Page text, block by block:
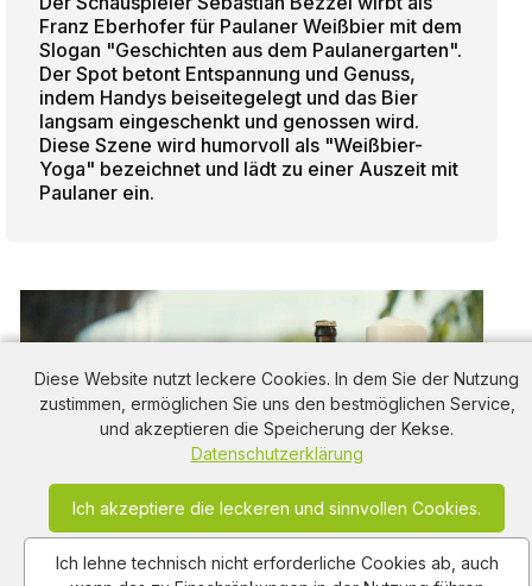
Diese Website nutzt leckere Cookies. In dem Sie der Nutzung
zustimmen, ermöglichen Sie uns den bestmöglichen Service,
und akzeptieren die Speicherung der Kekse.
Datenschutzerklärung
Ich akzeptiere die leckeren und sinnvollen Cookies.
Ich lehne technisch nicht erforderliche Cookies ab, auch
Franz Eberhofer für Paulaner Weißbier mit dem
Slogan "Geschichten aus dem Paulanergarten".
Der Spot betont Entspannung und Genuss,
indem Handys beiseitegelegt und das Bier
langsam eingeschenkt und genossen wird.
Diese Szene wird humorvoll als "Weißbier-
Yoga" bezeichnet und lädt zu einer Auszeit mit
Paulaner ein.
Paulaner Weißbier: Entspannung pur mit "Weißbier-